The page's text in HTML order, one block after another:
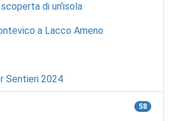
di un'isola
a Lacco Ameno
Sentieri 2024
58